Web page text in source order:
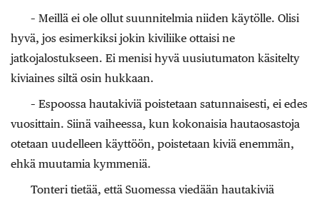
– Meillä ei ole ollut suunnitelmia niiden käytölle. Olisi
hyvä, jos esimerkiksi jokin kiviliike ottaisi ne
jatkojalostukseen. Ei menisi hyvä uusiutumaton käsitelty
kiviaines siltä osin hukkaan.
– Espoossa hautakiviä poistetaan satunnaisesti, ei edes
vuosittain. Siinä vaiheessa, kun kokonaisia hautaosastoja
otetaan uudelleen käyttöön, poistetaan kiviä enemmän,
ehkä muutamia kymmeniä.
Tonteri tietää, että Suomessa viedään hautakiviä